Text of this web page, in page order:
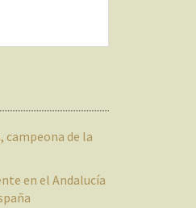
campeona de la
en el Andalucía